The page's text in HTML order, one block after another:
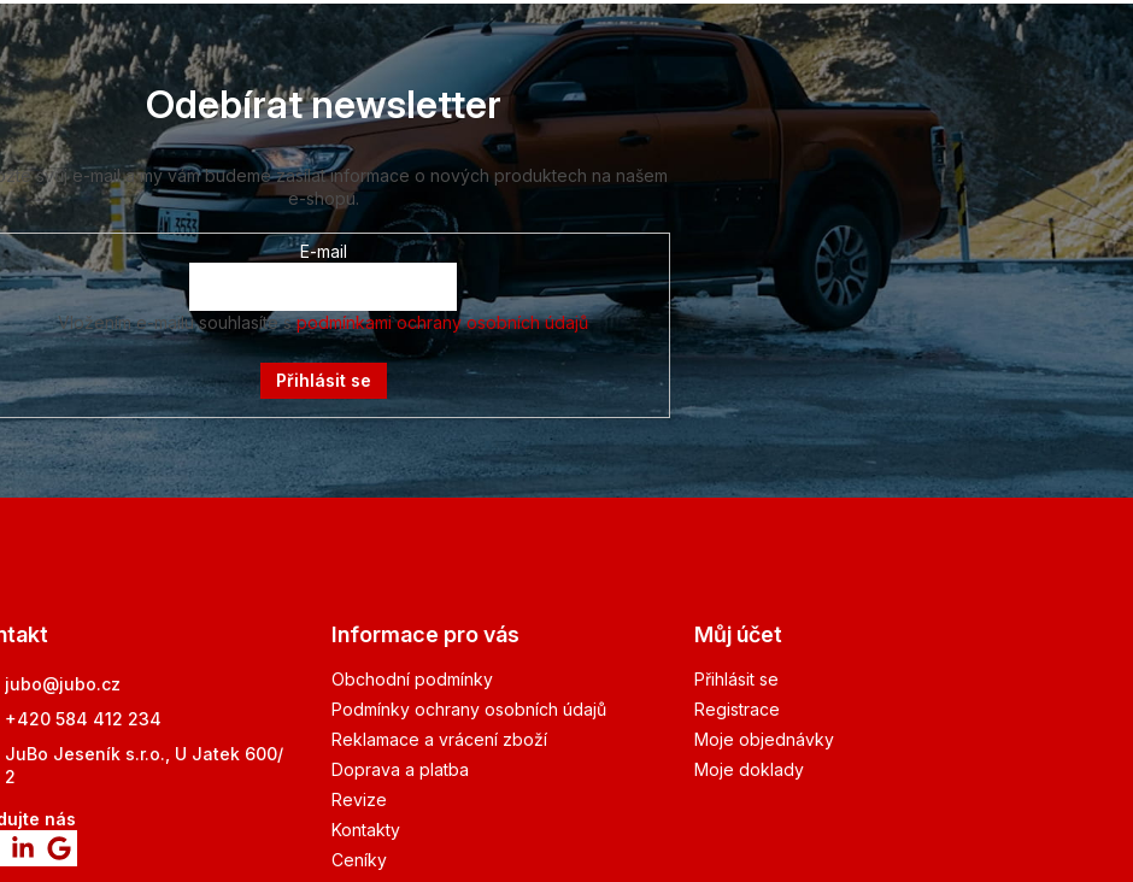
Odebírat newsletter
svůj e-mail a my vám budeme zasílat informace o nových produktech na našem
e-shopu.
E-mail
Vložením e-mailu souhlasíte spodmínkami ochrany osobních údajů
Přihlásit se
jubo@jubo.cz
+420 584 412 234
JuBo Jeseník s.r.o., U Jatek 600/
2
nás
Informace pro vás
Obchodní podmínky
Podmínky ochrany osobních údajů
Reklamace a vrácení zboží
Doprava a platba
Revize
Kontakty
Ceníky
Můj účet
Přihlásit se
Registrace
Moje objednávky
Moje doklady